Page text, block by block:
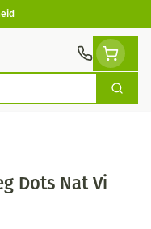
Zoek
Dots Nat Vi